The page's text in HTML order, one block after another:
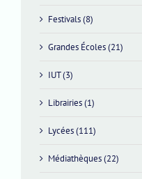
Festivals (8)
Grandes Écoles (21)
IUT (3)
Librairies (1)
Lycées (111)
Médiathèques (22)